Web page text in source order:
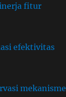
fitur
efektivitas
mekanisme